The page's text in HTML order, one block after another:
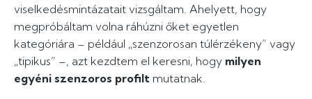
viselkedésmintázatait vizsgáltam. Ahelyett, hogy
megpróbáltam volna ráhúzni őket egyetlen
kategóriára – például „szenzorosan túlérzékeny” vagy
„tipikus” –, azt kezdtem el keresni, hogy milyen
egyéni szenzoros profilt mutatnak.